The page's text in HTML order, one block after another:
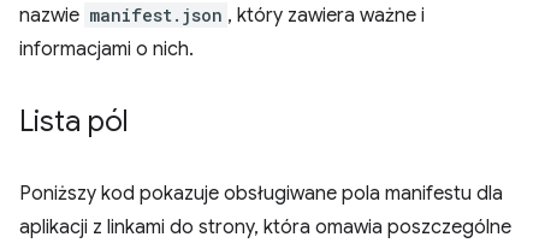
nazwie manifest.json , który zawiera ważne i
informacjami o nich.
Lista pól
Poniższy kod pokazuje obsługiwane pola manifestu dla
aplikacji z linkami do strony, która omawia poszczególne